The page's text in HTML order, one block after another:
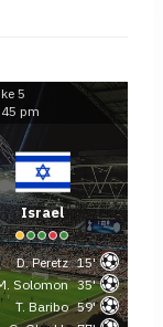
5
pm
Israel
D. Peretz 15'
Solomon 35'
T. Baribo 59'